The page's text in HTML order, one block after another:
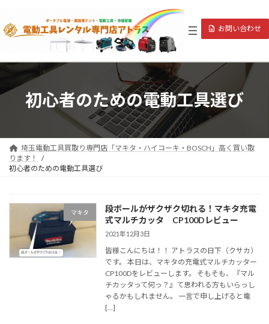
テ
へ
キ
ゲ
ョ
に
お問い合わせ
初心者のための電動工具選び
埼玉電動工具買取り専門店「マキタ・ハイコーキ・BOSCH」高く買い取
ります！
初心者のための電動工具選び
マキタ
段ボールがザクザク切れる！マキタ充電
式マルチカッタ CP100Dレビュー
2021年12月3日
皆様こんにちは！！ アトラスの日下（クサカ）
です。 本日は、マキタの充電式マルチカッター
CP100Dをレビューします。 そもそも、『マル
チカッタって何っ？』て思われる方もいらっし
ゃるかもしれません。 一言で申し上げると電
[…]